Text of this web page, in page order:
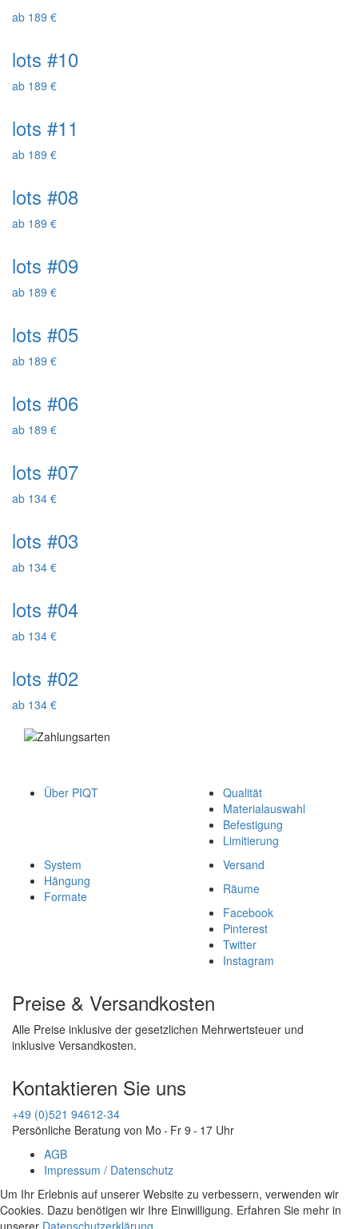
ab 189 €
lots #10
ab 189 €
lots #11
ab 189 €
lots #08
ab 189 €
lots #09
ab 189 €
lots #05
ab 189 €
lots #06
ab 189 €
lots #07
ab 134 €
lots #03
ab 134 €
lots #04
ab 134 €
lots #02
ab 134 €
Über PIQT
Qualität
Materialauswahl
Befestigung
Limitierung
System
Hängung
Formate
Versand
Räume
Facebook
Pinterest
Twitter
Instagram
Preise & Versandkosten
Alle Preise inklusive der gesetzlichen Mehrwertsteuer und
inklusive Versandkosten.
Kontaktieren Sie uns
+49 (0)521 94612-34
Persönliche Beratung von Mo - Fr 9 - 17 Uhr
AGB
Impressum / Datenschutz
Um Ihr Erlebnis auf unserer Website zu verbessern, verwenden wir
Cookies. Dazu benötigen wir Ihre Einwilligung. Erfahren Sie mehr in
unserer Datenschutzerklärung